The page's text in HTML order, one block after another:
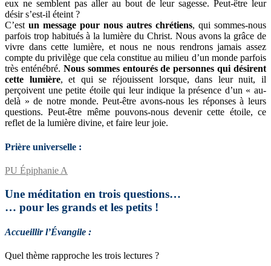
eux ne semblent pas aller au bout de leur sagesse. Peut-être leur
désir s’est-il éteint ?
C’est un message pour nous autres chrétiens, qui sommes-nous
parfois trop habitués à la lumière du Christ. Nous avons la grâce de
vivre dans cette lumière, et nous ne nous rendrons jamais assez
compte du privilège que cela constitue au milieu d’un monde parfois
très enténébré. Nous sommes entourés de personnes qui désirent
cette lumière, et qui se réjouissent lorsque, dans leur nuit, il
perçoivent une petite étoile qui leur indique la présence d’un « au-
delà » de notre monde. Peut-être avons-nous les réponses à leurs
questions. Peut-être même pouvons-nous devenir cette étoile, ce
reflet de la lumière divine, et faire leur joie.
Prière universelle :
PU Épiphanie A
Une méditation en trois questions…
… pour les grands et les petits !
Accueillir l’Évangile :
Quel thème rapproche les trois lectures ?